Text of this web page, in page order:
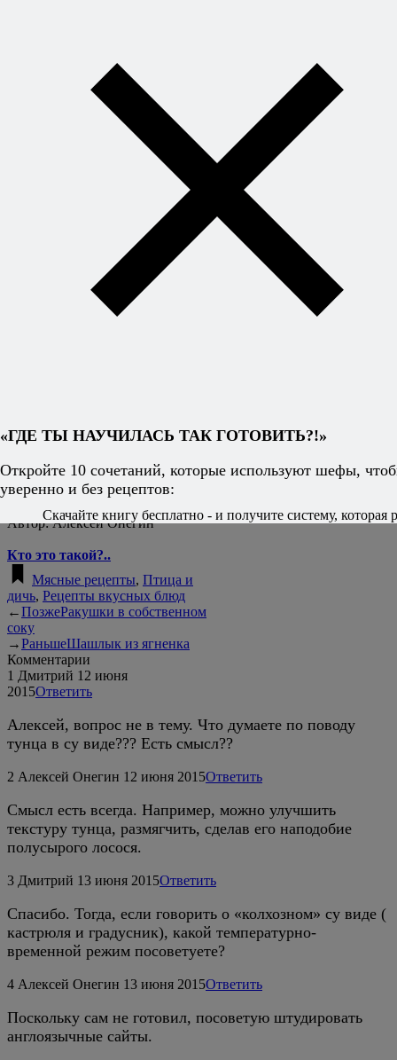
уже скачали
книгу.
Автор:Алексей Онегин
Кто это такой?..
Мясные рецепты, Птица и
дичь, Рецепты вкусных блюд
←ПозжеРакушки в собственном
соку
→РаньшеШашлык из ягненка
Комментарии
1 Дмитрий 12 июня
2015Ответить
Алексей, вопрос не в тему. Что думаете по поводу
тунца в су виде??? Есть смысл??
2 Алексей Онегин 12 июня 2015Ответить
Смысл есть всегда. Например, можно улучшить
текстуру тунца, размягчить, сделав его наподобие
полусырого лосося.
3 Дмитрий 13 июня 2015Ответить
Спасибо. Тогда, если говорить о «колхозном» су виде (
кастрюля и градусник), какой температурно-
временной режим посоветуете?
4 Алексей Онегин 13 июня 2015Ответить
Поскольку сам не готовил, посоветую штудировать
англоязычные сайты.
«ГДЕ ТЫ НАУЧИЛАСЬ ТАК ГОТОВИТЬ?!»
Откройте 10 сочетаний, которые используют шефы,
уверенно и без рецептов:
Скачайте книгу бесплатно - и получите систему, которая